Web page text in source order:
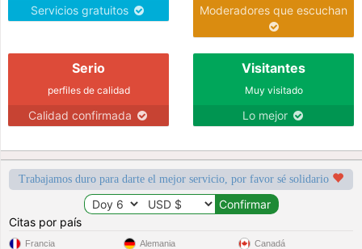
Servicios gratuitos Moderadores que escuchan
Serio
perfiles de calidad
Calidad confirmada
Visitantes
Muy visitado
Lo mejor
Trabajamos duro para darte el mejor servicio, por favor sé solidario
Citas por país
Francia Alemania Canadá